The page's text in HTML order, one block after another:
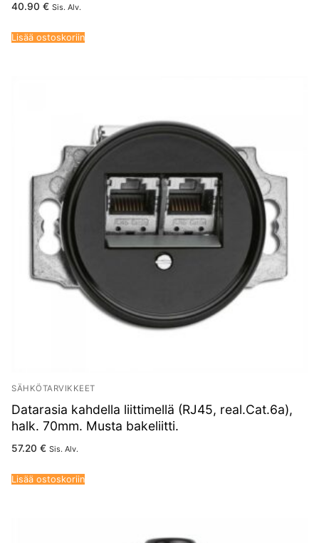
40.90 € Sis. Alv.
Lisää ostoskoriin
SÄHKÖTARVIKKEET
Datarasia kahdella liittimellä (RJ45, real.Cat.6a),
halk. 70mm. Musta bakeliitti.
57.20 € Sis. Alv.
Lisää ostoskoriin